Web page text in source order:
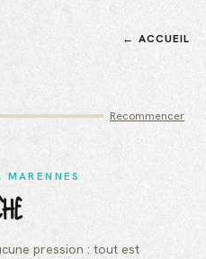
← ACCUEIL
Recommencer
pression : tout est